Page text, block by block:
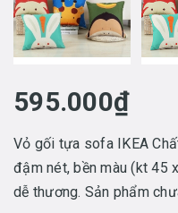
595.000₫
Vỏ gối tựa sofa IKEA
đậm nét, bền màu (kt 45
dễ thương. Sản phẩm